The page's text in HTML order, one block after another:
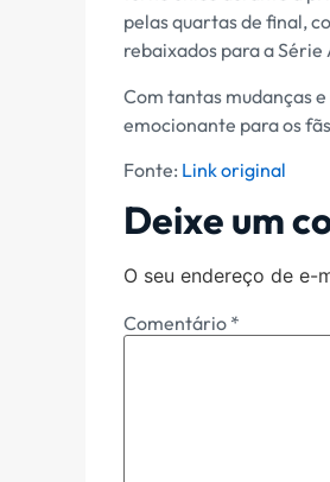
pelas quartas de final,
rebaixados para a Série
Com tantas mudanças
emocionante para os
Fonte: Link original
Deixe um
O seu endereço de e-
Comentário *